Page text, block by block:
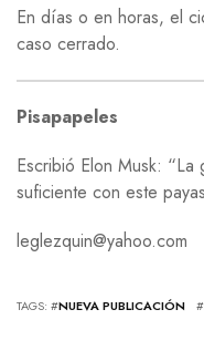
En días o en horas, el
caso cerrado.
Pisapapeles
Escribió Elon Musk:
suficiente con este
TAGS: #NUEVA PUBLICACIÓN #